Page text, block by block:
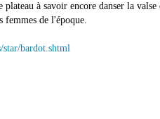
à savoir encore danser la
femmes de l'époque.
bardot.shtml